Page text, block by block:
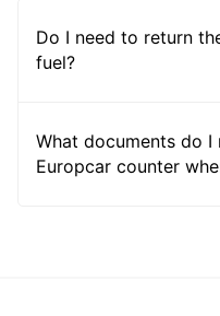
Do I need to return
fuel?
What documents do
Europcar counter